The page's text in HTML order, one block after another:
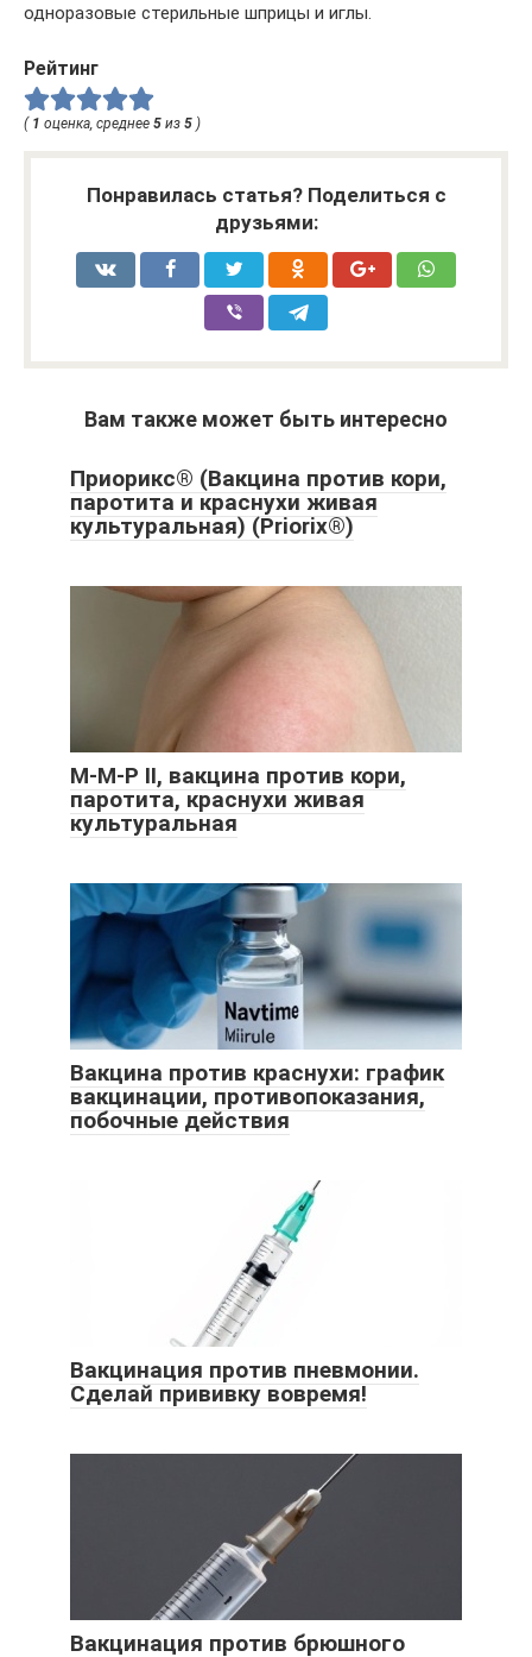
одноразовые стерильные шприцы и иглы.
Рейтинг
( 1 оценка, среднее 5 из 5 )
Понравилась статья? Поделиться с
друзьями:
Вам также может быть интересно
Приорикс® (Вакцина против кори,
паротита и краснухи живая
культуральная) (Priorix®)
М-М-Р II, вакцина против кори,
паротита, краснухи живая
культуральная
Вакцина против краснухи: график
вакцинации, противопоказания,
побочные действия
Вакцинация против пневмонии.
Сделай прививку вовремя!
Вакцинация против брюшного